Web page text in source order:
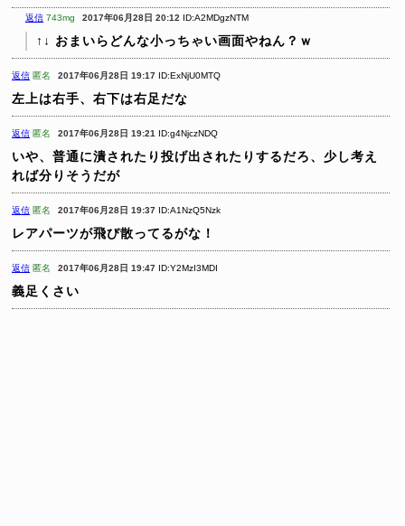
返信 743mg 2017年06月28日 20:12 ID:A2MDgzNTM
↑↓ おまいらどんな小っちゃい画面やねん？ｗ
返信 匿名 2017年06月28日 19:17 ID:ExNjU0MTQ
左上は右手、右下は右足だな
返信 匿名 2017年06月28日 19:21 ID:g4NjczNDQ
いや、普通に潰されたり投げ出されたりするだろ、少し考え
れば分りそうだが
返信 匿名 2017年06月28日 19:37 ID:A1NzQ5Nzk
レアパーツが飛び散ってるがな！
返信 匿名 2017年06月28日 19:47 ID:Y2MzI3MDI
義足くさい